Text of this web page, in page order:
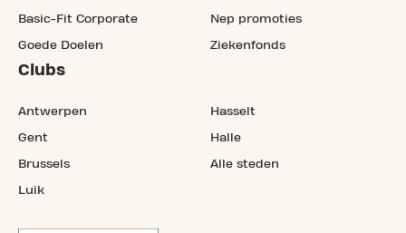
Basic-Fit Corporate
Goede Doelen
Nep promoties
Ziekenfonds
Clubs
Antwerpen
Gent
Brussels
Luik
Hasselt
Halle
Alle steden